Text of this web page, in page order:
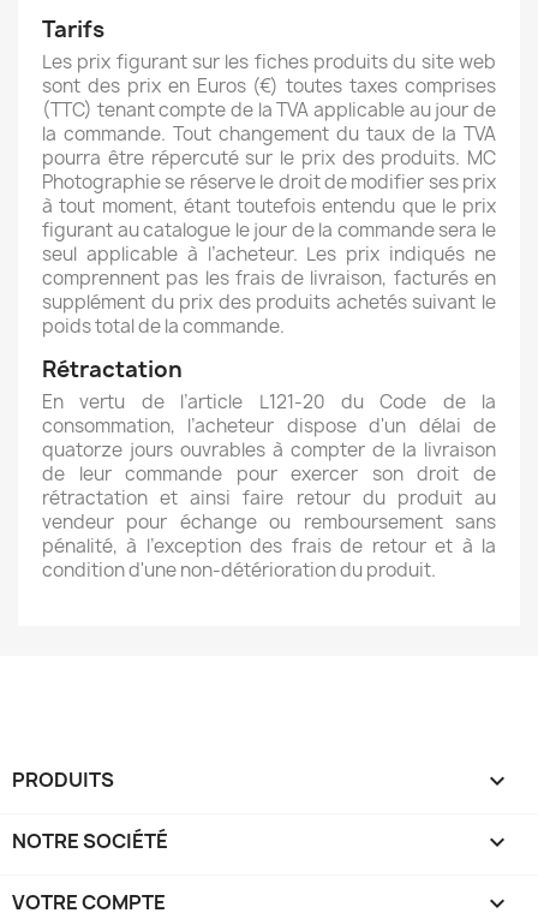
Tarifs
Les prix figurant sur les fiches produits du site web
sont des prix en Euros (€) toutes taxes comprises
(TTC) tenant compte de la TVA applicable au jour de
la commande. Tout changement du taux de la TVA
pourra être répercuté sur le prix des produits. MC
Photographie se réserve le droit de modifier ses prix
à tout moment, étant toutefois entendu que le prix
figurant au catalogue le jour de la commande sera le
seul applicable à l’acheteur. Les prix indiqués ne
comprennent pas les frais de livraison, facturés en
supplément du prix des produits achetés suivant le
poids total de la commande.
Rétractation
En vertu de l’article L121-20 du Code de la
consommation, l’acheteur dispose d'un délai de
quatorze jours ouvrables à compter de la livraison
de leur commande pour exercer son droit de
rétractation et ainsi faire retour du produit au
vendeur pour échange ou remboursement sans
pénalité, à l’exception des frais de retour et à la
condition d'une non-détérioration du produit.
PRODUITS 
NOTRE SOCIÉTÉ 
VOTRE COMPTE 